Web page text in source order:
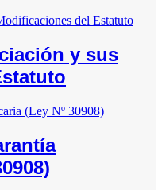
y sus